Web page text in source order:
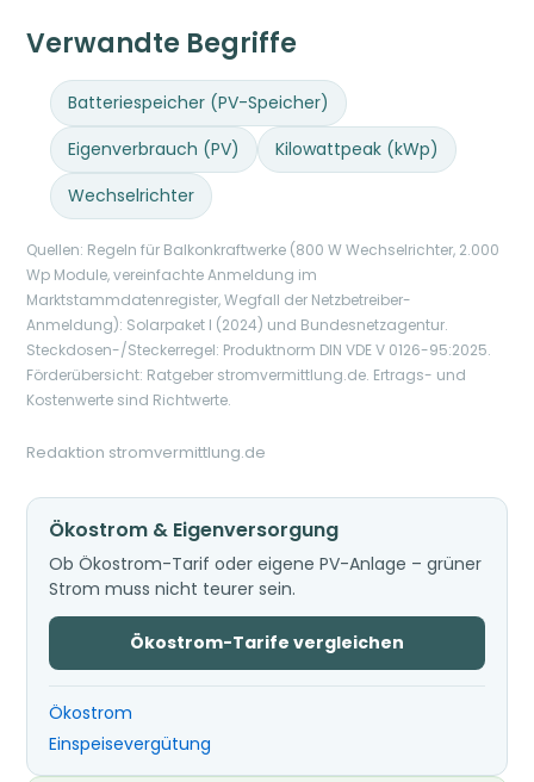
Verwandte Begriffe
Batteriespeicher (PV-Speicher)
Eigenverbrauch (PV)
Kilowattpeak (kWp)
Wechselrichter
Quellen: Regeln für Balkonkraftwerke (800 W Wechselrichter, 2.000
Wp Module, vereinfachte Anmeldung im
Marktstammdatenregister, Wegfall der Netzbetreiber-
Anmeldung): Solarpaket I (2024) und Bundesnetzagentur.
Steckdosen-/Steckerregel: Produktnorm DIN VDE V 0126-95:2025.
Förderübersicht: Ratgeber stromvermittlung.de. Ertrags- und
Kostenwerte sind Richtwerte.
Redaktion stromvermittlung.de
Ökostrom & Eigenversorgung
Ob Ökostrom-Tarif oder eigene PV-Anlage – grüner
Strom muss nicht teurer sein.
Ökostrom-Tarife vergleichen
Ökostrom
Einspeisevergütung